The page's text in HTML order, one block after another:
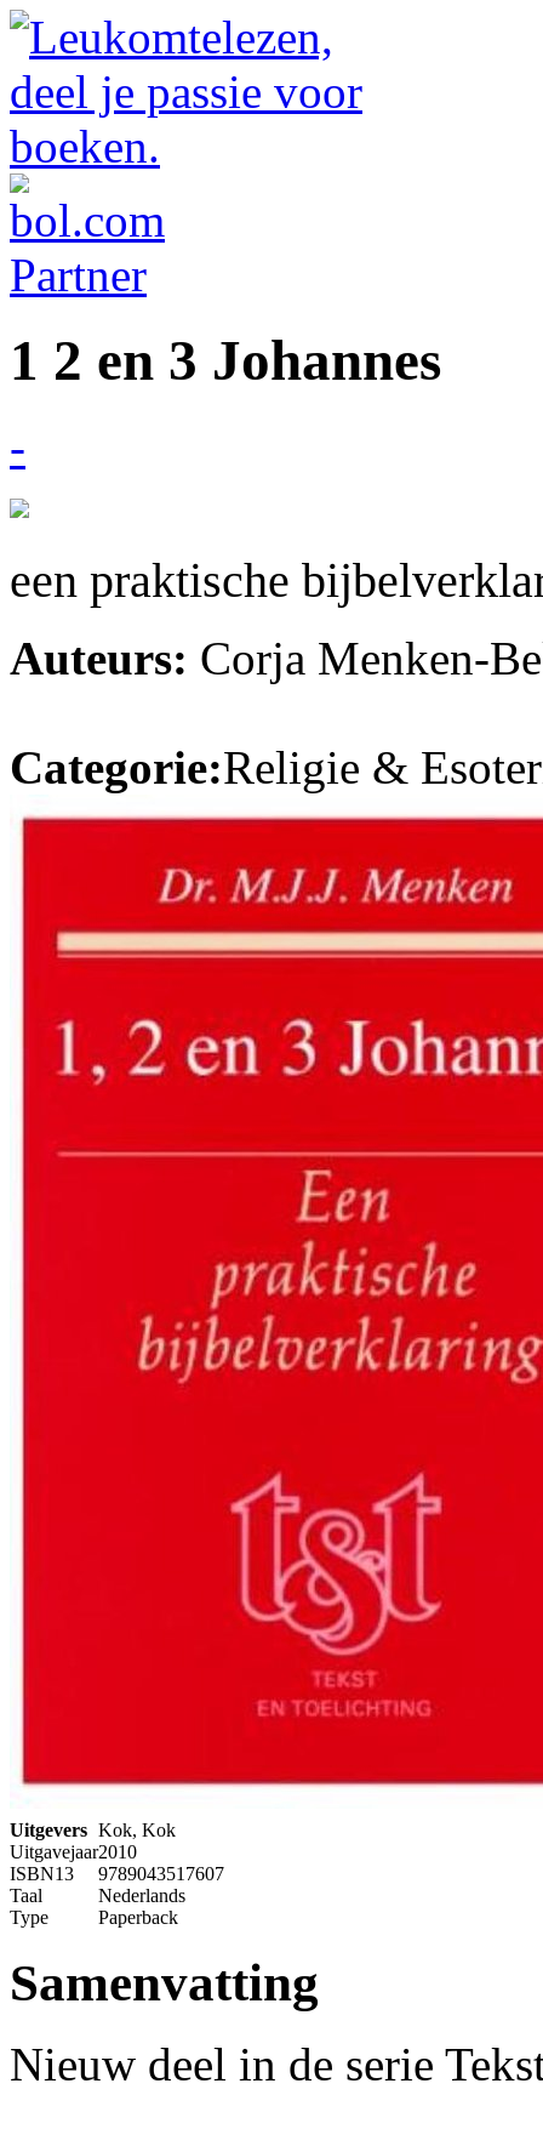
1 2 en 3 Johannes
-
een praktische
Auteurs: Corja Menken-
Categorie:Religie &
Uitgevers Kok, Kok
Uitgavejaar2010
ISBN13
9789043517607
Taal
Nederlands
Type
Paperback
Samenvatting
Nieuw deel in de serie